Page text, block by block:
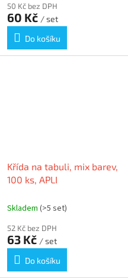
50 Kč bez DPH
60 Kč / set
Do košíku
Křída na tabuli, mix barev,
100 ks, APLI
Skladem (>5 set)
52 Kč bez DPH
63 Kč / set
Do košíku